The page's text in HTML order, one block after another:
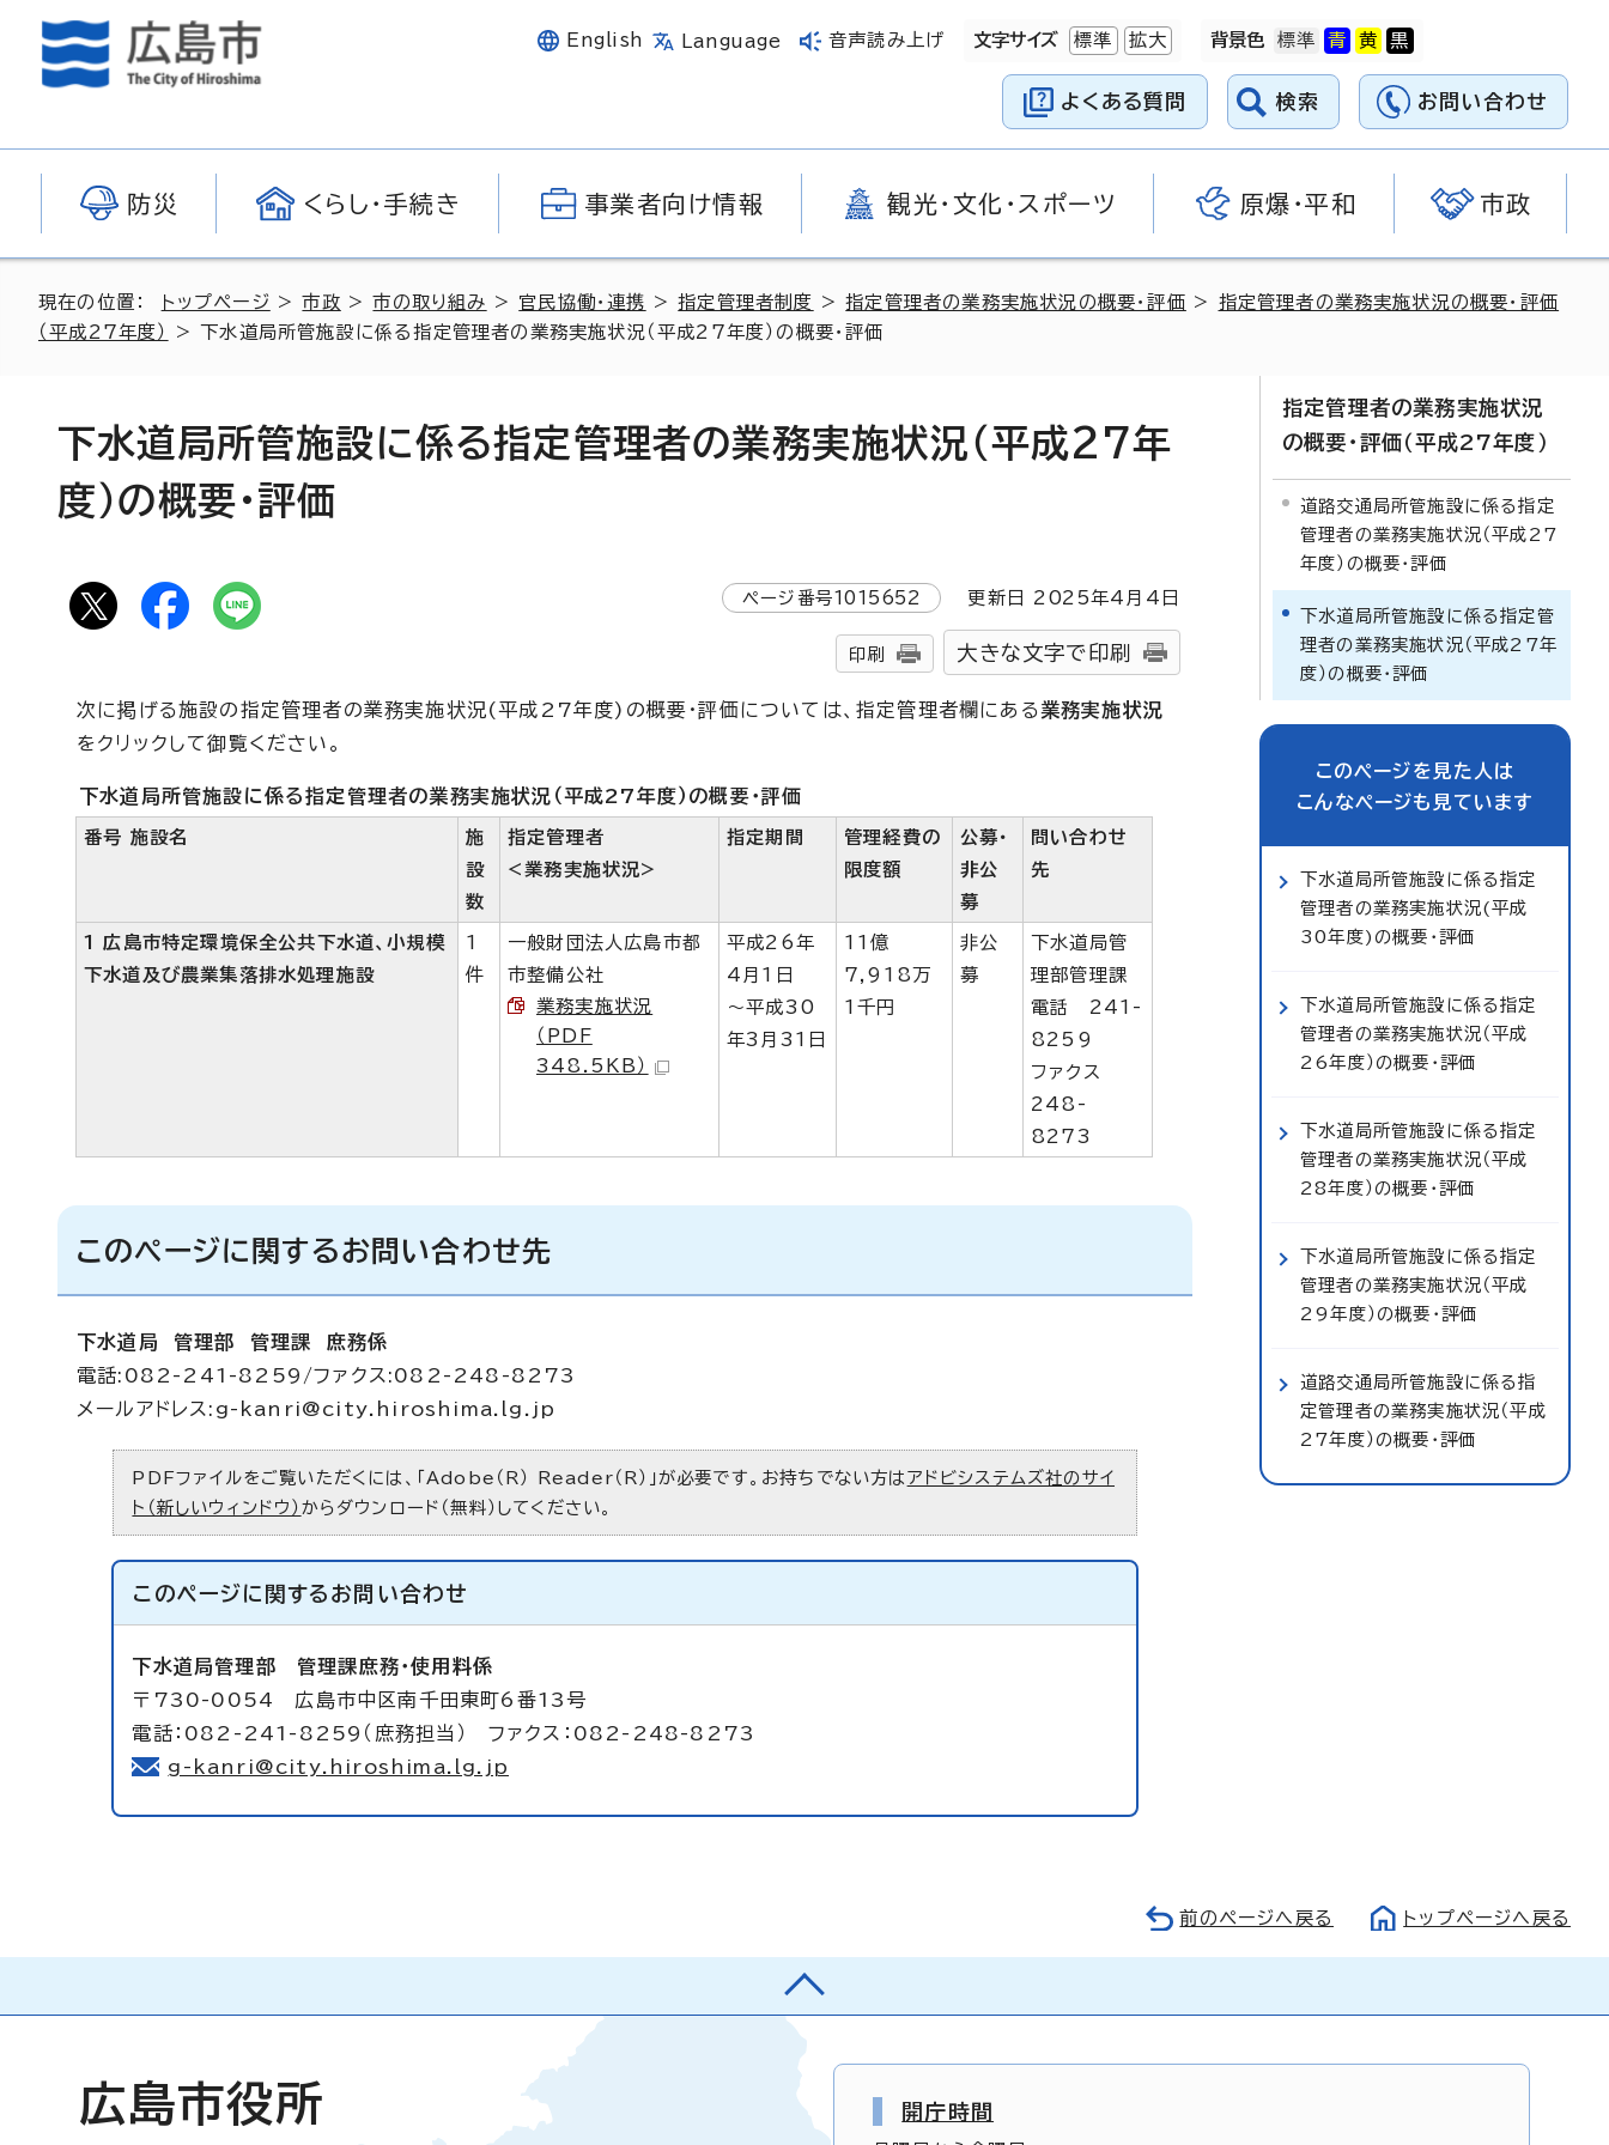
English Language 音声読み上げ 文字サイズ 標準 拡大 背景色
よくある質問 検索 お問い合わせ
防災 くらし・手続き 事業者向け情報 観光・文化・スポーツ 原爆・平和 市政
現在の位置： トップページ >市政 >市の取り組み > 官民協働・連携 >指定管理者制度 >指定管理者の業務実施状況の概要・評価 > 指定管理者の業務実施状況の概要・評価
（平成27年度）
> 下水道局所管施設に係る指定管理者の業務実施状況（平成27年度）の概要・評価
下水道局所管施設に係る指定管理者の業務実施状況（平成27年
度）の概要・評価
ページ番号1015652 更新日 2025年4月4日
印刷 大きな文字で印刷
次に掲げる施設の指定管理者の業務実施状況(平成27年度)の概要・評価については、指定管理者欄にある業務実施状況
をクリックして御覧ください。
下水道局所管施設に係る指定管理者の業務実施状況（平成27年度）の概要・評価
番号 施設名
施
設
数
指定管理者
<業務実施状況>
指定期間
管理経費の
限度額
公募・
非公
募
問い合わせ
先
1 広島市特定環境保全公共下水道、小規模
下水道及び農業集落排水処理施設
1
件
一般財団法人広島市都
市整備公社
業務実施状況
（PDF
348.5KB）
平成26年
4月1日
～平成30
年3月31日
11億
7,918万
1千円
非公
募
下水道局管
理部管理課
電話 241-
8259
ファクス
248-
8273
このページに関するお問い合わせ先
下水道局 管理部 管理課 庶務係
電話:082-241-8259/ファクス:082-248-8273
メールアドレス: g-kanri@city.hiroshima.lg.jp
PDFファイルをご覧いただくには、「Adobe（R） Reader（R）」が必要です。お持ちでない方は アドビシステムズ社のサイ
ト（新しいウィンドウ） からダウンロード（無料）してください。
このページに関する お問い合わせ
下水道局管理部 管理課庶務・使用料係
〒730-0054 広島市中区南千田東町6番13号
電話：082-241-8259（庶務担当） ファクス：082-248-8273
g-kanri@city.hiroshima.lg.jp
指定管理者の業務実施状況
の概要・評価（平成27年度）
道路交通局所管施設に係る指定
管理者の業務実施状況（平成27
年度）の概要・評価
下水道局所管施設に係る指定管
理者の業務実施状況（平成27年
度）の概要・評価
このページを見た人は
こんなページも見ています
下水道局所管施設に係る指定
管理者の業務実施状況(平成
30年度)の概要・評価
下水道局所管施設に係る指定
管理者の業務実施状況（平成
26年度）の概要・評価
下水道局所管施設に係る指定
管理者の業務実施状況（平成
28年度）の概要・評価
下水道局所管施設に係る指定
管理者の業務実施状況（平成
29年度）の概要・評価
道路交通局所管施設に係る指
定管理者の業務実施状況（平成
27年度）の概要・評価
前のページへ戻る トップページへ戻る
広島市役所 開庁時間